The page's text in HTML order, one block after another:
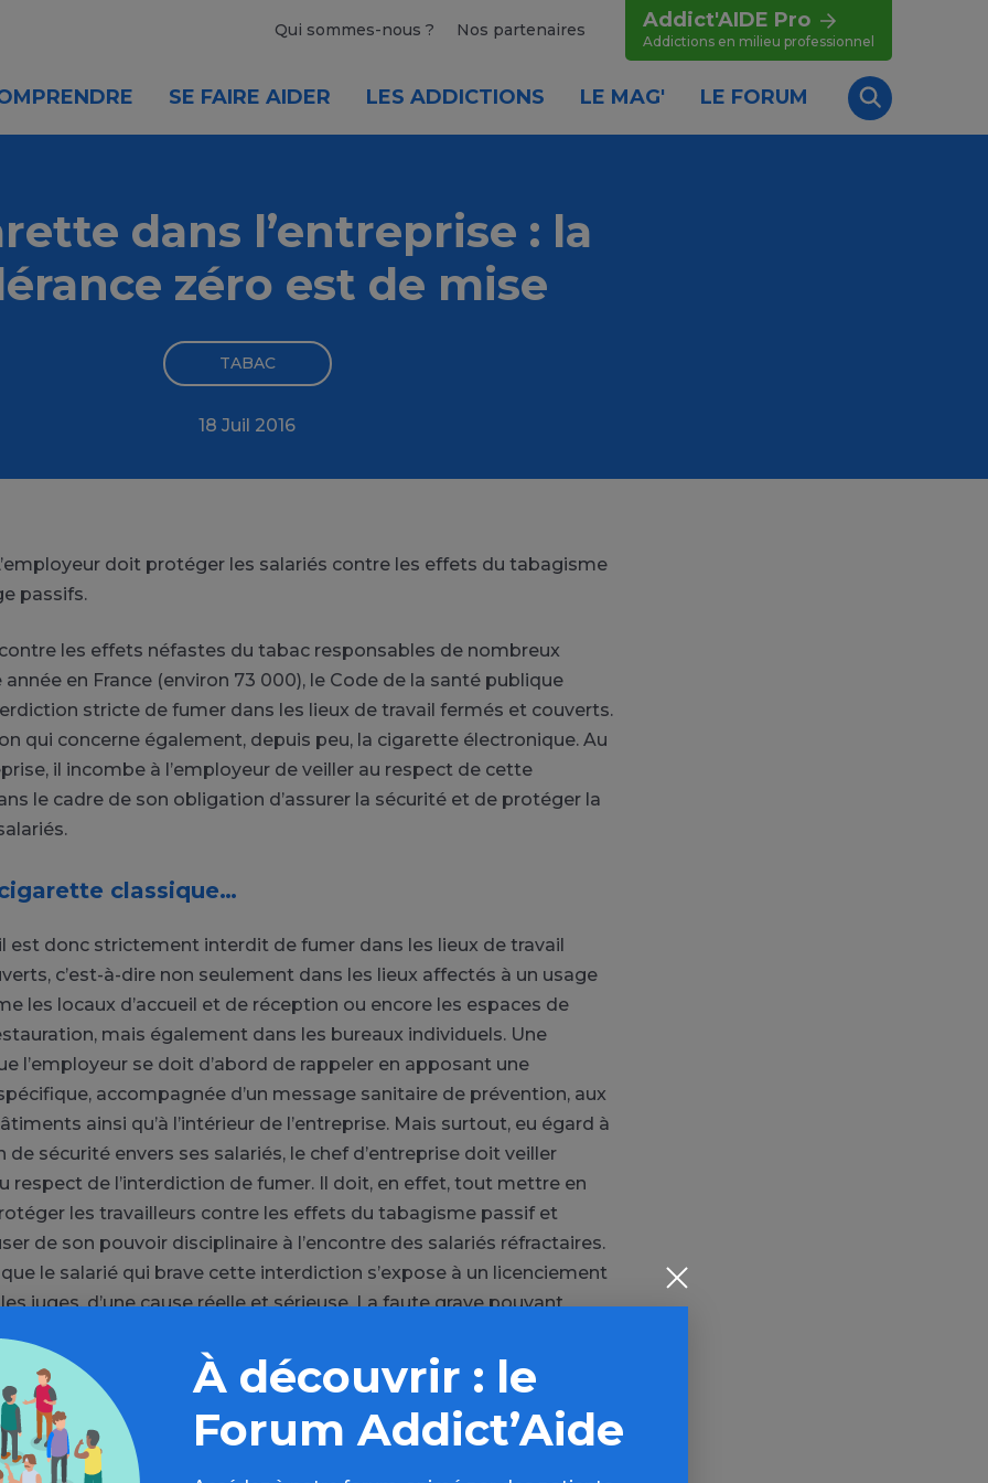
Qui sommes-nous ? Nos partenaires Addict'AIDE Pro
Addictions en milieu professionnel
SE FAIRE AIDER LES ADDICTIONS LE MAG' LE FORUM
Recherche
dans l’entreprise : la
zéro est de mise
TABAC
18 Juil 2016
doit protéger les salariés contre les effets du tabagisme
passifs.
les effets néfastes du tabac responsables de nombreux
en France (environ 73 000), le Code de la santé publique
stricte de fumer dans les lieux de travail fermés et couverts.
qui concerne également, depuis peu, la cigarette électronique. Au
il incombe à l’employeur de veiller au respect de cette
le cadre de son obligation d’assurer la sécurité et de protéger la
classique…
est donc strictement interdit de fumer dans les lieux de travail
c’est-à-dire non seulement dans les lieux affectés à un usage
les locaux d’accueil et de réception ou encore les espaces de
mais également dans les bureaux individuels. Une
l’employeur se doit d’abord de rappeler en apposant une
accompagnée d’un message sanitaire de prévention, aux
ainsi qu’à l’intérieur de l’entreprise. Mais surtout, eu égard à
sécurité envers ses salariés, le chef d’entreprise doit veiller
respect de l’interdiction de fumer. Il doit, en effet, tout mettre en
les travailleurs contre les effets du tabagisme passif et
de son pouvoir disciplinaire à l’encontre des salariés réfractaires.
le salarié qui brave cette interdiction s’expose à un licenciement
juges, d’une cause réelle et sérieuse. La faute grave pouvant
tel un risque d’incendie ou d’explosion.
À découvrir : le
Forum Addict’Aide